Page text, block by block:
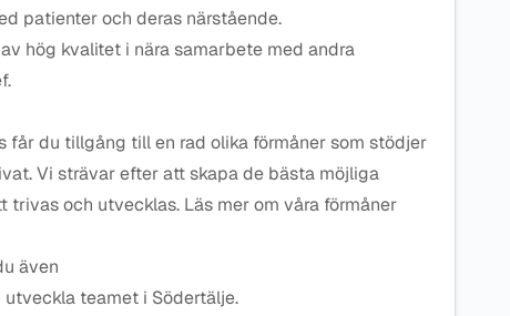
patienter och deras närstående.
hög kvalitet i nära samarbete med andra
får du tillgång till en rad olika förmåner som stödjer
Vi strävar efter att skapa de bästa möjliga
och utvecklas. Läs mer om våra förmåner
även
teamet i Södertälje.